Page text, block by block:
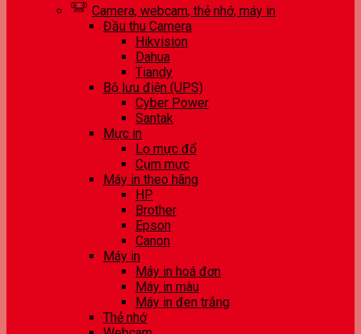
Camera, webcam, thẻ nhớ, máy in
Đầu thu Camera
Hikvision
Dahua
Tiandy
Bộ lưu điện (UPS)
Cyber Power
Santak
Mực in
Lọ mực đổ
Cụm mực
Máy in theo hãng
HP
Brother
Epson
Canon
Máy in
Máy in hoá đơn
Máy in màu
Máy in đen trắng
Thẻ nhớ